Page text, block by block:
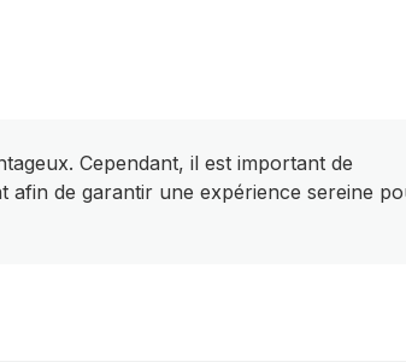
Cependant, il est important de
afin de garantir une expérience sereine